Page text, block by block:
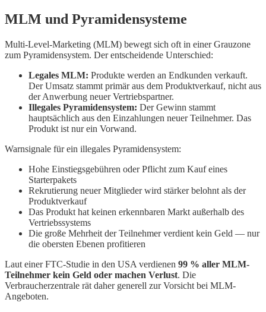
MLM und Pyramidensysteme
Multi-Level-Marketing (MLM) bewegt sich oft in einer Grauzone
zum Pyramidensystem. Der entscheidende Unterschied:
Legales MLM: Produkte werden an Endkunden verkauft.
Der Umsatz stammt primär aus dem Produktverkauf, nicht aus
der Anwerbung neuer Vertriebspartner.
Illegales Pyramidensystem: Der Gewinn stammt
hauptsächlich aus den Einzahlungen neuer Teilnehmer. Das
Produkt ist nur ein Vorwand.
Warnsignale für ein illegales Pyramidensystem:
Hohe Einstiegsgebühren oder Pflicht zum Kauf eines
Starterpakets
Rekrutierung neuer Mitglieder wird stärker belohnt als der
Produktverkauf
Das Produkt hat keinen erkennbaren Markt außerhalb des
Vertriebssystems
Die große Mehrheit der Teilnehmer verdient kein Geld — nur
die obersten Ebenen profitieren
Laut einer FTC-Studie in den USA verdienen 99 % aller MLM-
Teilnehmer kein Geld oder machen Verlust. Die
Verbraucherzentrale rät daher generell zur Vorsicht bei MLM-
Angeboten.